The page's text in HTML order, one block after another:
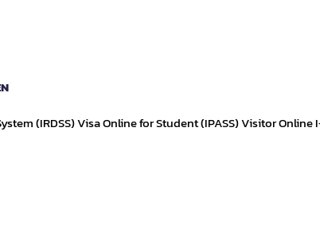
(IRDSS) Visa Online for Student (IPASS) Visitor Online